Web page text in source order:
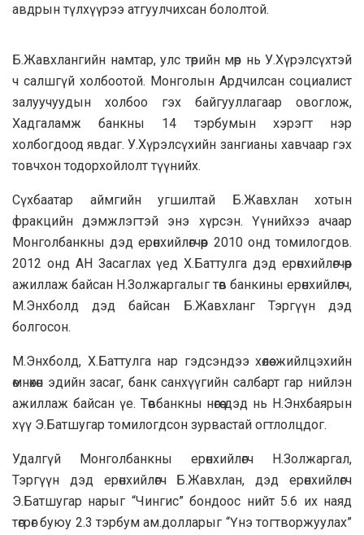
авдрын түлхүүрээ атгуулчихсан бололтой.
Б.Жавхлангийн намтар, улс төрийн мөр нь У.Хүрэлсүхтэй
ч салшгүй холбоотой. Монголын Ардчилсан социалист
залуучуудын холбоо гэх байгууллагаар овоглож,
Хадгаламж банкны 14 тэрбумын хэрэгт нэр
холбогдоод явдаг. У.Хүрэлсүхийн зангианы хавчаар гэх
товчхон тодорхойлолт түүнийх.
Сүхбаатар аймгийн угшилтай Б.Жавхлан хотын
фракцийн дэмжлэгтэй энэ хүрсэн. Үүнийхээ ачаар
Монголбанкны дэд ерөнхийлөгчөөр 2010 онд томилогдов.
2012 онд АН Засаглах үед Х.Баттулга дэд ерөнхийлөгчөөр
ажиллаж байсан Н.Золжаргалыг төв банкины ерөнхийлөгч,
М.Энхболд дэд байсан Б.Жавхланг Тэргүүн дэд
болгосон.
М.Энхболд, Х.Баттулга нар гэдсэндээ хөлөө жийлцэхийн
өмнөхөн эдийн засаг, банк санхүүгийн салбарт гар нийлэн
ажиллаж байсан үе. Төвбанкны нөгөө дэд нь Н.Энхбаярын
хүү Э.Батшугар томилогдсон зурвастай огтлолцдог.
Удалгүй Монголбанкны ерөнхийлөгч Н.Золжаргал,
Тэргүүн дэд ерөнхийлөгч Б.Жавхлан, дэд ерөнхийлөгч
Э.Батшугар нарыг “Чингис” бондоос нийт 5.6 их наяд
төгрөг буюу 2.3 тэрбум ам.долларыг “Үнэ тогтворжуулах”